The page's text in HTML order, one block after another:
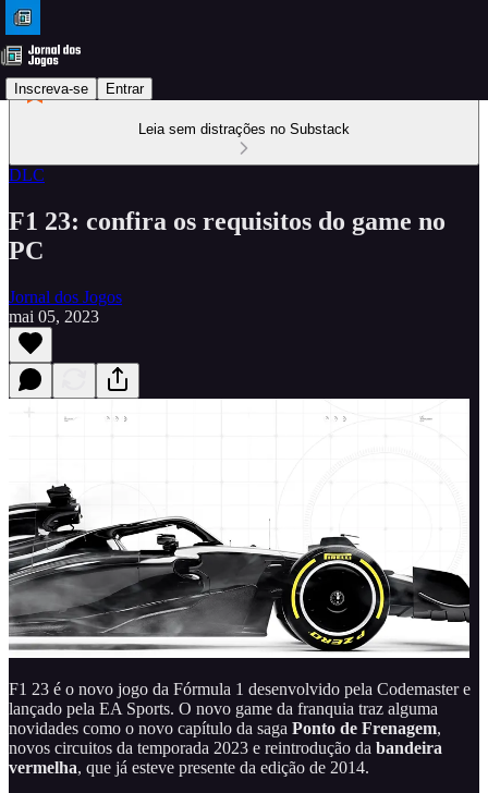
Inscreva-se Entrar
Leia sem distrações no Substack
DLC
F1 23: confira os requisitos do game no
PC
Jornal dos Jogos
mai 05, 2023
F1 23 é o novo jogo da Fórmula 1 desenvolvido pela Codemaster e
lançado pela EA Sports. O novo game da franquia traz alguma
novidades como o novo capítulo da saga Ponto de Frenagem,
novos circuitos da temporada 2023 e reintrodução da bandeira
vermelha, que já esteve presente da edição de 2014.